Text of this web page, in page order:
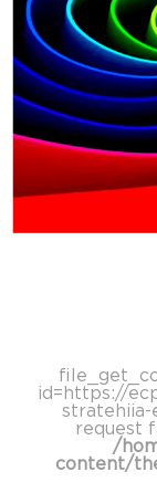
id=https://
stratehiia-
request
/
content/